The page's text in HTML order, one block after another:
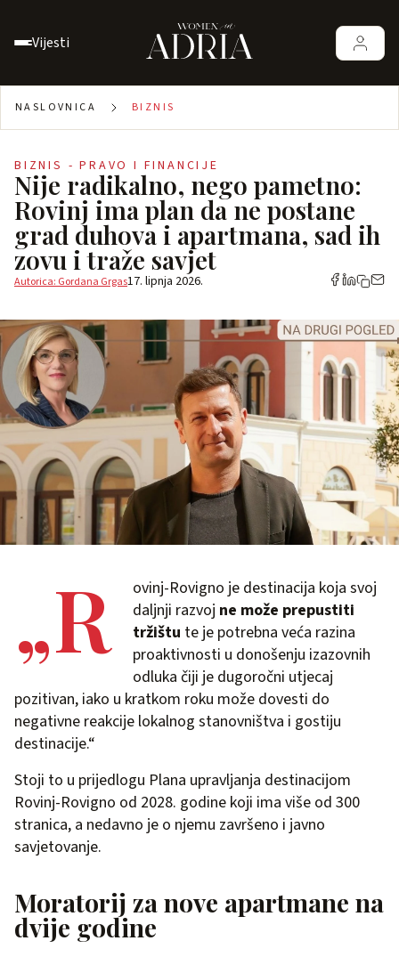
Vijesti
NASLOVNICA BIZNIS
BIZNIS - PRAVO I FINANCIJE
Nije radikalno, nego pametno:
Rovinj ima plan da ne postane
grad duhova i apartmana, sad ih
zovu i traže savjet
Autorica: Gordana Grgas17. lipnja 2026.
„R
ovinj-Rovigno je destinacija koja svoj
daljnji razvoj ne može prepustiti
tržištu te je potrebna veća razina
proaktivnosti u donošenju izazovnih
odluka čiji je dugoročni utjecaj
pozitivan, iako u kratkom roku može dovesti do
negativne reakcije lokalnog stanovništva i gostiju
destinacije.“
Stoji to u prijedlogu Plana upravljanja destinacijom
Rovinj-Rovigno od 2028. godine koji ima više od 300
stranica, a nedavno je o njemu završeno i javno
savjetovanje.
Moratorij za nove apartmane na
dvije godine